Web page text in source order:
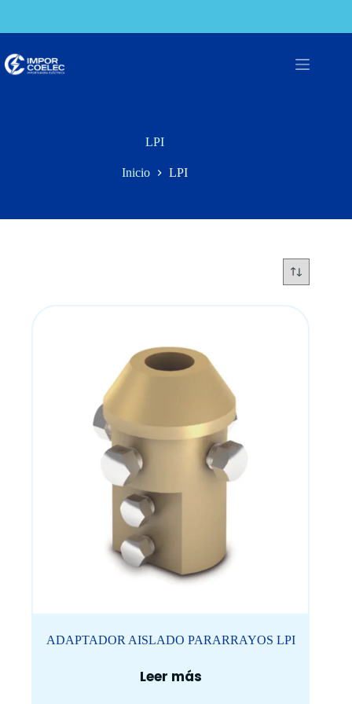
contenido
LPI
Inicio LPI
ADAPTADOR AISLADO PARARRAYOS LPI
Leer más